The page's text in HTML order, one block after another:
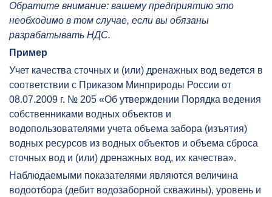
Обратите внимание: вашему предприятию это
необходимо в том случае, если вы обязаны
разрабатывать НДС.
Пример
Учет качества сточных и (или) дренажных вод ведется в
соответствии с Приказом Минприроды России от
08.07.2009 г. № 205 «Об утверждении Порядка ведения
собственниками водных объектов и
водопользователями учета объема забора (изъятия)
водных ресурсов из водных объектов и объема сброса
сточных вод и (или) дренажных вод, их качества».
Наблюдаемыми показателями являются величина
водоотбора (дебит водозаборной скважины), уровень и